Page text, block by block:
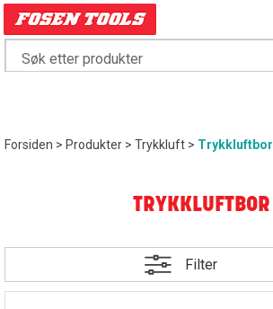
Forsiden>Produkter>Trykkluft>Trykkluftbor
TRYKKLUFTBOR
Filter